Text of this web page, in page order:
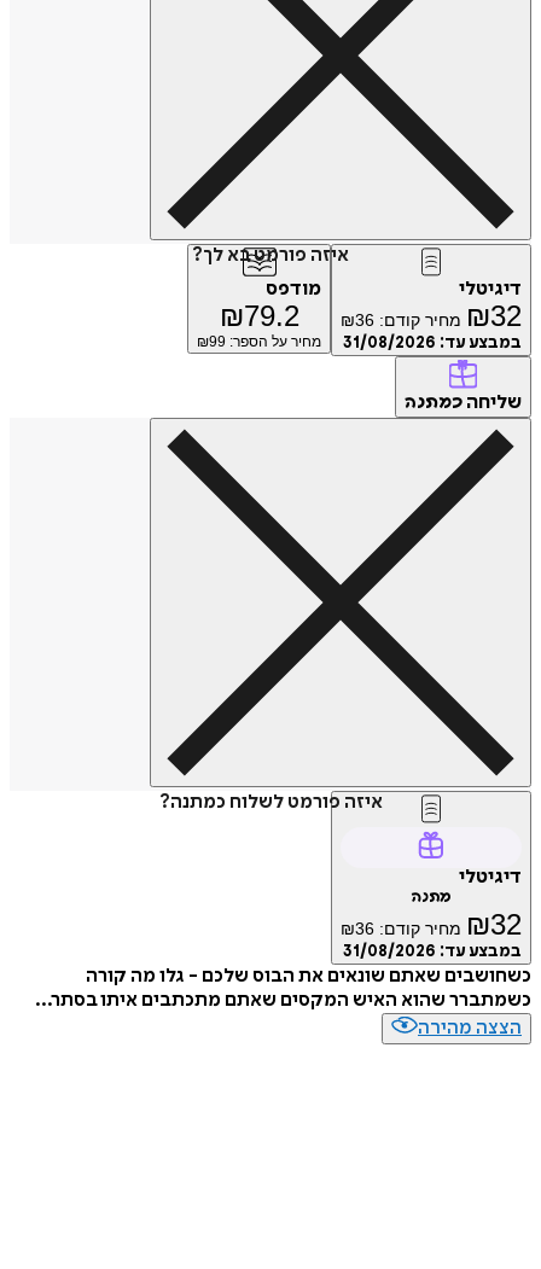
איזה פורמט בא לך?
דיגיטלי
₪32 מחיר קודם: ₪36
במבצע עד: 31/08/2026
מודפס
₪79.2
מחיר על הספר: ₪ 99
שליחה כמתנה
איזה פורמט לשלוח כמתנה?
דיגיטלי
מתנה
₪32 מחיר קודם: ₪36
במבצע עד: 31/08/2026
כשחושבים שאתם שונאים את הבוס שלכם - גלו מה קורה
כשמתברר שהוא האיש המקסים שאתם מתכתבים איתו בסתר...
הצצה מהירה